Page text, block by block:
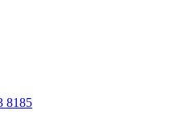
8185